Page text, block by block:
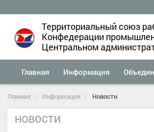
Территориальный союз
Конфедерации
Центральном
Главная Информация
Главная Информация Новости
НОВОСТИ